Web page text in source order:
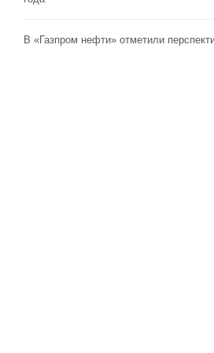
В «Газпром нефти» отметили